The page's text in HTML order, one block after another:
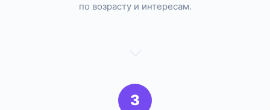
по возрасту и интересам.
3